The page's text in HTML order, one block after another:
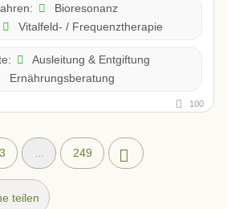
Bioresonanz
Vitalfeld- / Frequenztherapie
Ausleitung & Entgiftung
Ernährungsberatung
100
3 249
teilen